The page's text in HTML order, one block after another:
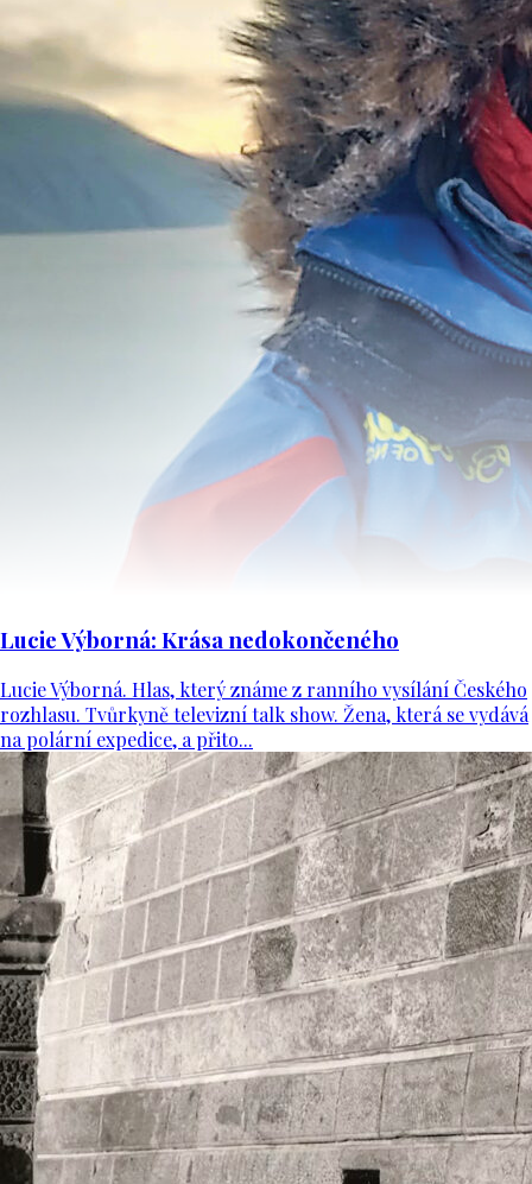
Lucie Výborná: Krása nedokončeného
Lucie Výborná. Hlas, který známe z ranního vysílání Českého
rozhlasu. Tvůrkyně televizní talk show. Žena, která se vydává
na polární expedice, a přito...